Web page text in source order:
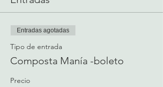
Entradas agotadas
Tipo de entrada
Composta Manía -boleto
Precio